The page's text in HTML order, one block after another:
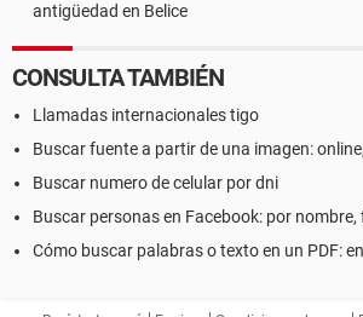
antigüedad en Belice
CONSULTA TAMBIÉN
Llamadas internacionales tigo
Buscar fuente a partir de una imagen:
Buscar numero de celular por dni
Buscar personas en Facebook: por
Cómo buscar palabras o texto en un PDF: